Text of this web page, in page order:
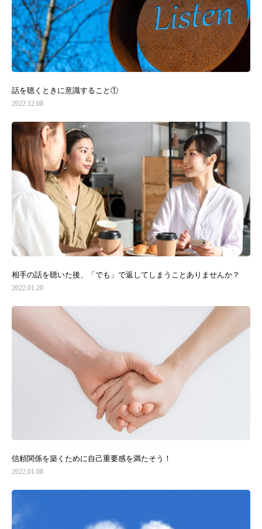
話を聴くときに意識すること①
2022.12.08
相手の話を聴いた後、「でも」で返してしまうことありませんか？
2022.01.20
信頼関係を築くために自己重要感を満たそう！
2022.01.08
ライフ・オン・コミュニケーションズとは
お客様の声